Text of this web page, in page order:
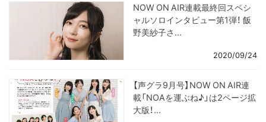
NOW ON AIR連載最終回スペシ
ャルソロインタビュー第1弾！ 飯
野美紗子さ...
2020/09/24
【声グラ9月号】NOW ON AIR連
載「NOAを運ぶね♪」は2ページ拡
大版！...